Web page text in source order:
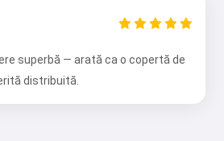
superbă — arată ca o copertă de
distribuită.